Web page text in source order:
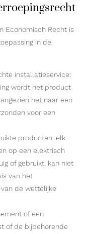
Economisch Recht is
in de
installatieservice:
wordt het product
het naar een
voor een
producten: elk
op een elektrisch
of gebruikt, kan niet
van het
de wettelijke
of een
of de bijbehorende